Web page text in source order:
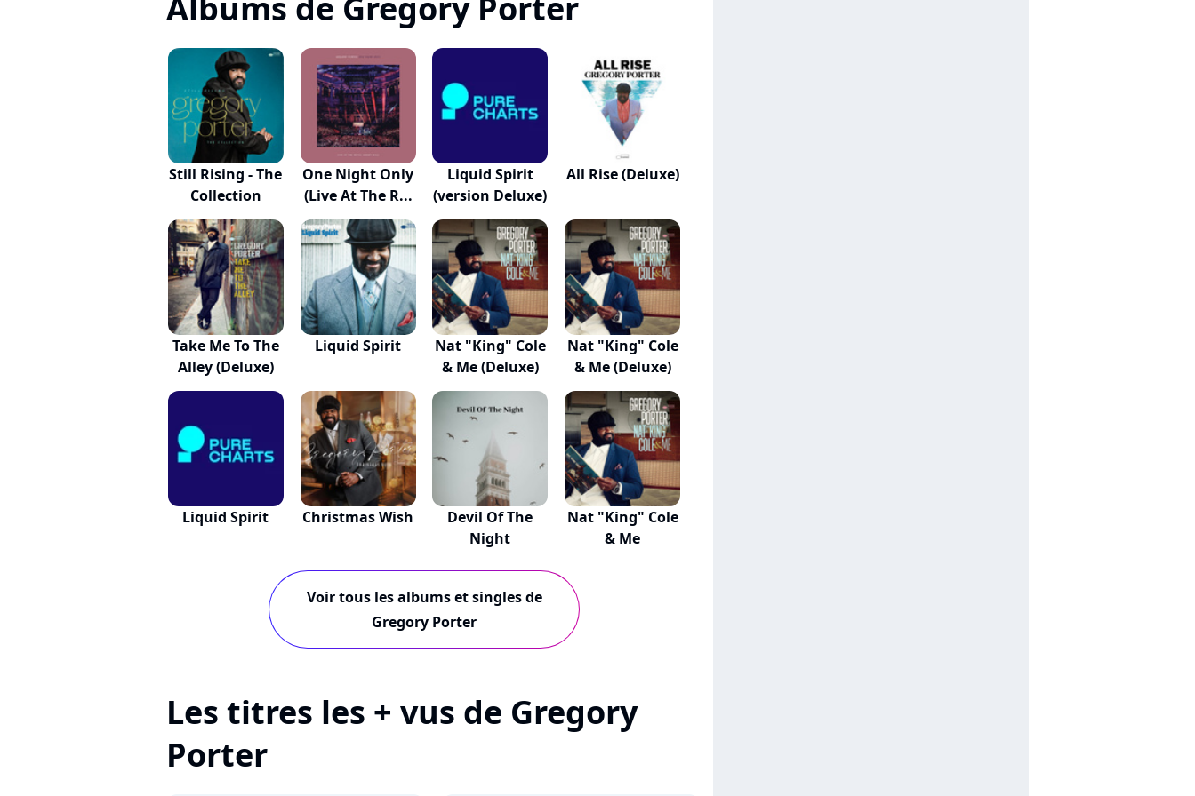
Still Rising - The
Collection
One Night Only
(Live At The R...
Liquid Spirit
(version Deluxe)
All Rise (Deluxe)
Take Me To The
Alley (Deluxe)
Liquid Spirit
Nat "King" Cole
& Me (Deluxe)
Nat "King" Cole
& Me (Deluxe)
Liquid Spirit Christmas Wish
Devil Of The
Night
Nat "King" Cole
& Me
Voir tous les albums et singles de
Gregory Porter
Les titres les + vus de Gregory
Porter